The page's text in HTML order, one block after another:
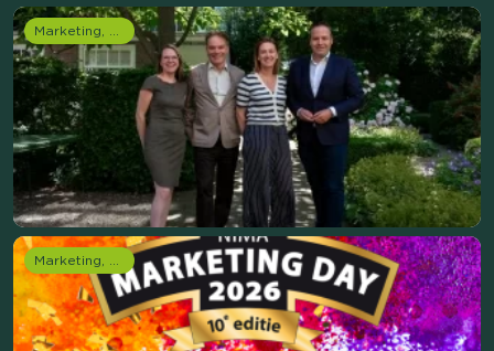
Marketing, media & PR
Marketing, media & PR